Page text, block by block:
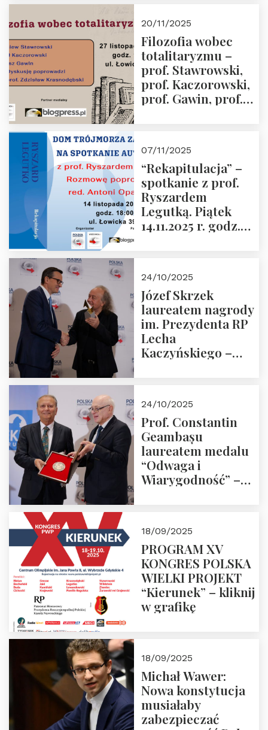
Przemysław
Sobolewski – 4
grudnia 2025 r.
godz. 18:00.
20/11/2025
Filozofia wobec
totalitaryzmu –
prof. Stawrowski,
prof. Kaczorowski,
prof. Gawin, prof.
07/11/2025
“Rekapitulacja” –
spotkanie z prof.
Ryszardem
Legutką. Piątek
14.11.2025 r. godz.
24/10/2025
Józef Skrzek
laureatem nagrody
im. Prezydenta RP
Lecha
Kaczyńskiego –
24/10/2025
Prof. Constantin
Geambașu
laureatem medalu
“Odwaga i
Wiarygodność” –
18/09/2025
PROGRAM XV
KONGRES POLSKA
WIELKI PROJEKT
“Kierunek” – kliknij
w grafikę
18/09/2025
Michał Wawer:
Nowa konstytucja
musiałaby
zabezpieczać